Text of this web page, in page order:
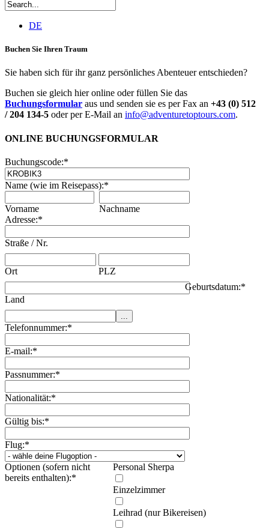
DE
Buchen Sie Ihren Traum
Sie haben sich für ihr ganz persönliches Abenteuer entschieden?
Buchen sie gleich hier online oder füllen Sie das
Buchungsformular aus und senden sie es per Fax an +43 (0) 512
/ 204 134-5 oder per E-Mail an info@adventuretoptours.com.
ONLINE BUCHUNGSFORMULAR
Buchungscode:*
Name (wie im Reisepass):*
Vorname
Nachname
Adresse:*
Straße / Nr.
Ort PLZ
Land
Geburtsdatum:*
Telefonnummer:*
E-mail:*
Passnummer:*
Nationalität:*
Gültig bis:*
Flug:*
Optionen (sofern nicht
bereits enthalten):*
Personal Sherpa
Einzelzimmer
Leihrad (nur Bikereisen)